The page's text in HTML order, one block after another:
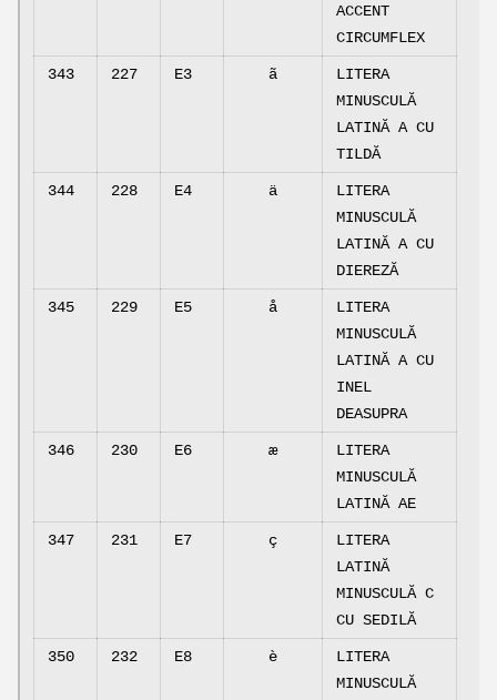
ACCENT
CIRCUMFLEX
343 227 E3 ã
LITERA
MINUSCULĂ
LATINĂ A CU
TILDĂ
344 228 E4 ä
LITERA
MINUSCULĂ
LATINĂ A CU
DIEREZĂ
345 229 E5 å
LITERA
MINUSCULĂ
LATINĂ A CU
INEL
DEASUPRA
346 230 E6 æ
LITERA
MINUSCULĂ
LATINĂ AE
347 231 E7 ç
LITERA
LATINĂ
MINUSCULĂ C
CU SEDILĂ
350 232 E8 è
LITERA
MINUSCULĂ